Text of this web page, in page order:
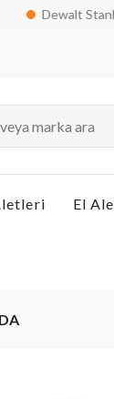
Dewalt Stanley
El